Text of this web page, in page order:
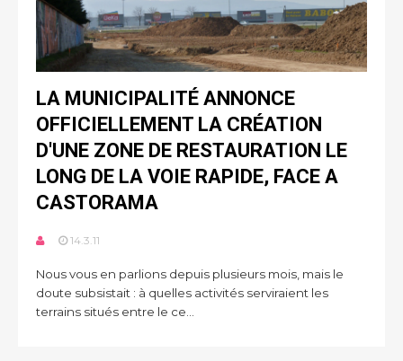
LA MUNICIPALITÉ ANNONCE
OFFICIELLEMENT LA CRÉATION
D'UNE ZONE DE RESTAURATION LE
LONG DE LA VOIE RAPIDE, FACE A
CASTORAMA
14.3.11
Nous vous en parlions depuis plusieurs mois, mais le
doute subsistait : à quelles activités serviraient les
terrains situés entre le ce...